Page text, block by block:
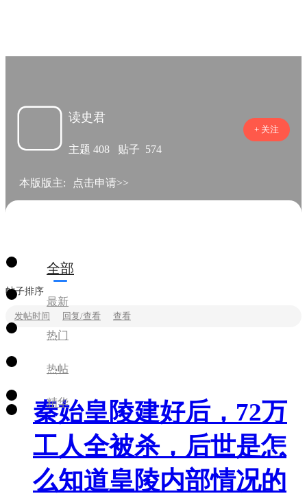
读史君
主题 408 贴子 574
+ 关注
本版版主: 点击申请>>
全部
最新
热门
热帖
精华
帖子排序
发帖时间 回复/查看 查看
秦始皇陵建好后，72万
工人全被杀，后世是怎
么知道皇陵内部情况的